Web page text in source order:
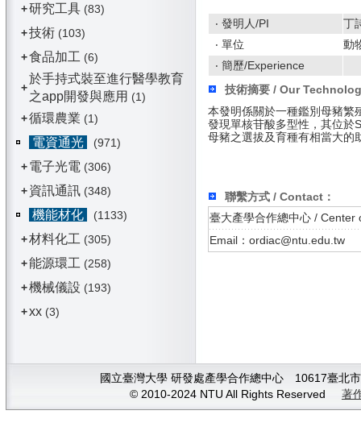
+研究工具(83)
+技術(103)
+食品加工 (6)
+
於手持式裝至進行醫學教育
之app開發與應用 (1)
+循環農業 (1)
電資通光
(971)
+ 電子光電 (306)
+ 資訊通訊(348)
機能材化
(1133)
+材料化工 (305)
+能源環工 (258)
+機械儀設 (193)
+xx(3)
‧ 發明人/PI
丁
‧ 單位
動
‧ 簡歷/Experience
技術摘要 / Our
本發明係關於一種鑑別母豬繁
發現單核苷酸多型性，其位於
母豬之選拔及育種有相當大的
聯繫方式 / Contact：
臺大產學合作總中心 /
Email：ordiac@ntu.edu.tw
國立臺灣大學 研發處產學合作總中心 10617臺
© 2010-2024 NTU All Rights Reserved 著